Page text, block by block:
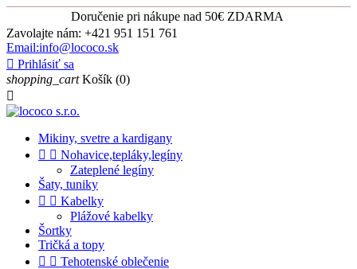
Doručenie pri nákupe nad 50€ ZDARMA
Zavolajte nám: +421 951 151 761
Email:info@lococo.sk
 Prihlásiť sa
shopping_cart Košík (0)

Mikiny, svetre a kardigany
  Nohavice,tepláky,legíny
Zateplené legíny
Šaty, tuniky
  Kabelky
Plážové kabelky
Šortky
Tričká a topy
  Tehotenské oblečenie